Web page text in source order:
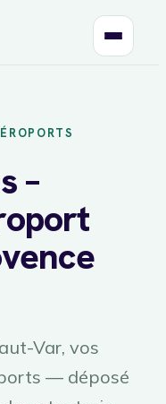
–
Var, vos
— déposé